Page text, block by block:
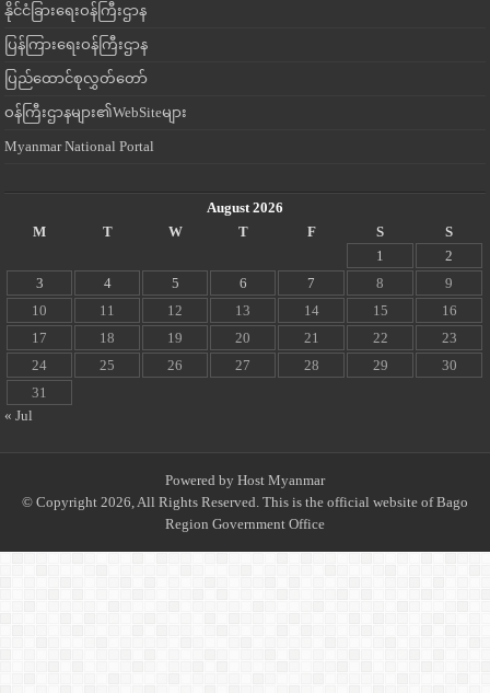
နိုင်ငံခြားရေးဝန်ကြီးဌာန
ပြန်ကြားရေးဝန်ကြီးဌာန
ပြည်ထောင်စုလွှတ်တော်
ဝန်ကြီးဌာနများ၏WebSiteများ
Myanmar National Portal
August 2026
M
T W T F S
S
1
2
3
4 5 6 7 8
9
10
11 12 13 14 15
16
17
18 19 20 21 22
23
24
25 26 27 28 29
30
31
« Jul
Powered by Host Myanmar
© Copyright 2026, All Rights Reserved. This is the official website of Bago
Region Government Office